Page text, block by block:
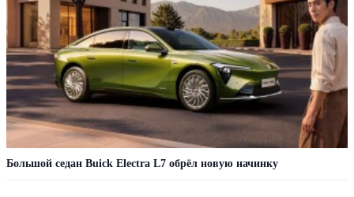
Большой седан Buick Electra L7 обрёл новую начинку